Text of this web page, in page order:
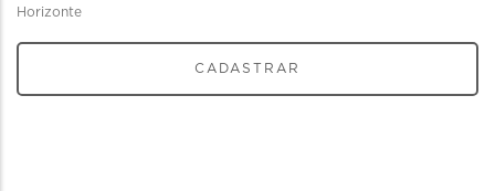
Horizonte
CADASTRAR